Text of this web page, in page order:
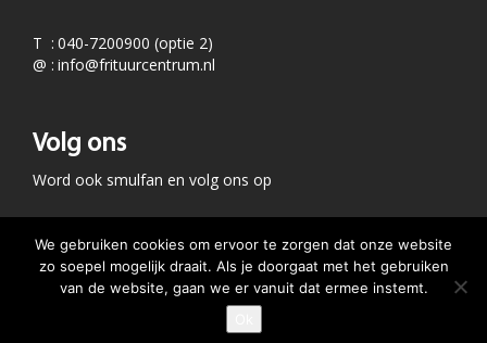
GEEF JE SMULSCORE
T : 040-7200900 (optie 2)
@ : info@frituurcentrum.nl
Volg ons
Word ook smulfan en volg ons op
We gebruiken cookies om ervoor te zorgen dat onze website
zo soepel mogelijk draait. Als je doorgaat met het gebruiken
van de website, gaan we er vanuit dat ermee instemt.